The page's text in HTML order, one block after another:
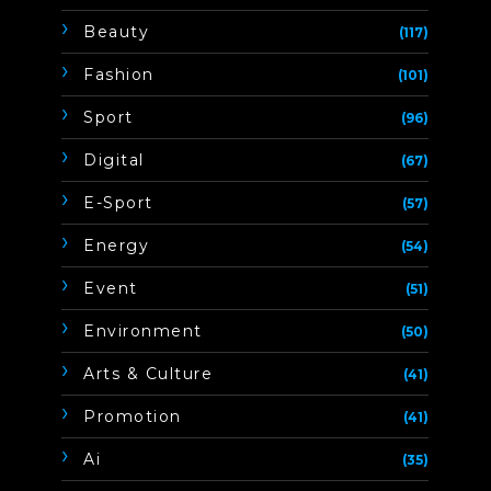
Beauty (117)
Fashion (101)
Sport (96)
Digital (67)
E-Sport (57)
Energy (54)
Event (51)
Environment (50)
Arts & Culture (41)
Promotion (41)
Ai (35)